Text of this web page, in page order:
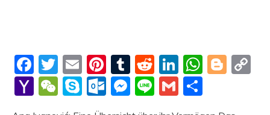
Facebook
Twitter
EmailPinterest
Tumblr
Reddit
LinkedIn
Yahoo
Mail
WeChat
SkypeOutlook.com
Messenger
LineGmail